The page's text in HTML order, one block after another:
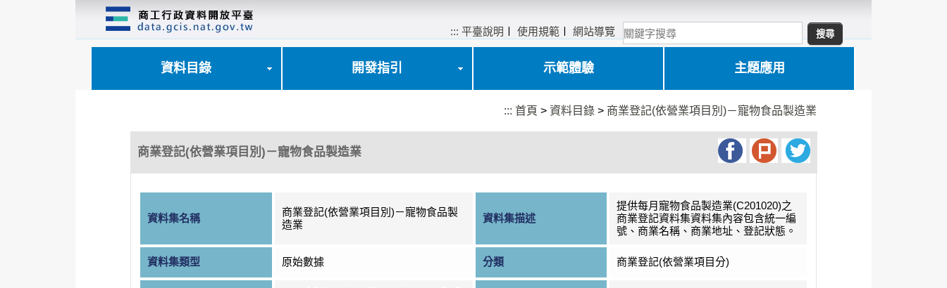
::: 平臺說明 〡使用規範 〡網站導覽
資料目錄 開發指引 示範體驗 主題應用
::: 首頁 >資料目錄 > 商業登記(依營業項目別)－寵物食品製造業
商業登記(依營業項目別)－寵物食品製造業
資料集名稱
商業登記(依營業項目別)－寵物食品製
造業
資料集描述
提供每月寵物食品製造業(C201020)之
商業登記資料集資料集內容包含統一編
號、商業名稱、商業地址、登記狀態。
資料集類型 原始數據 分類 商業登記(依營業項目分)